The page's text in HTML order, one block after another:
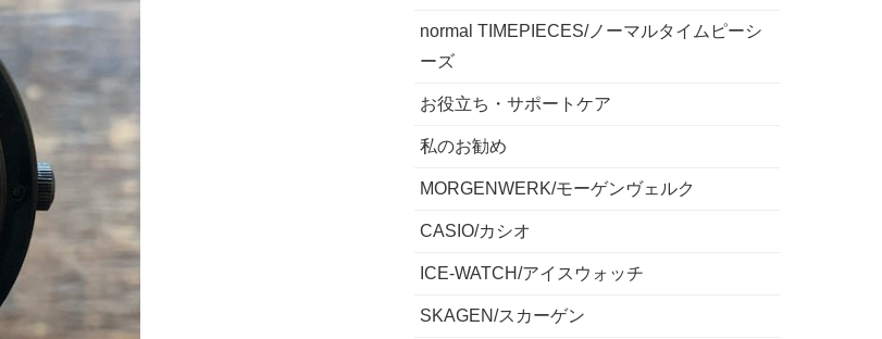
normal TIMEPIECES/ノーマルタイムピーシ
ーズ
お役立ち・サポートケア
私のお勧め
MORGENWERK/モーゲンヴェルク
CASIO/カシオ
ICE-WATCH/アイスウォッチ
SKAGEN/スカーゲン